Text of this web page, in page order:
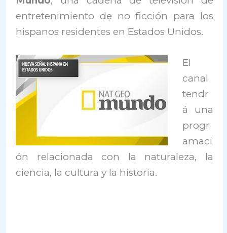
entretenimiento de no ficción para los
hispanos residentes en Estados Unidos.
El
canal
tendr
á una
progr
amaci
ón relacionada con la naturaleza, la
ciencia, la cultura y la historia.